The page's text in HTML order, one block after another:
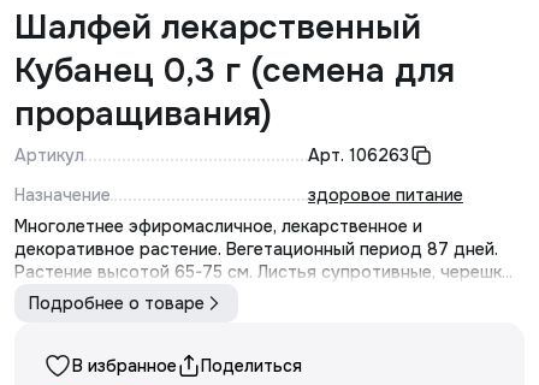
Шалфей лекарственный
Кубанец 0,3 г (семена для
проращивания)
Артикул Арт. 106263
Назначение
здоровое питание
Многолетнее эфиромасличное, лекарственное и
декоративное растение. Вегетационный период 87 дней.
Растение высотой 65-75 см. Листья супротивные, черешк...
Подробнее о товаре
В избранное Поделиться